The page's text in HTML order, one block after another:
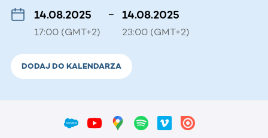
14.08.2025
17:00 (GMT+2)
– 14.08.2025
23:00 (GMT+2)
DODAJ DO KALENDARZA